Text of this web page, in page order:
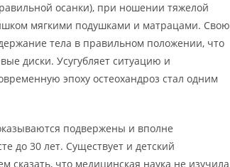
осанки), при ношении тяжелой
мягкими подушками и матрацами. Свою
тела в правильном положении, что
диски. Усугубляет ситуацию и
эпоху остеохандроз стал одним
подвержены и вполне
до 30 лет. Существует и детский
сказать, что медицинская наука не изучила